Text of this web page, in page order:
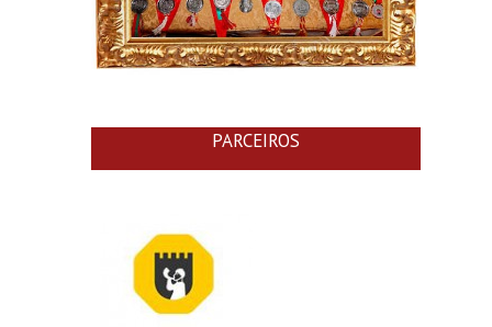
PARCEIROS